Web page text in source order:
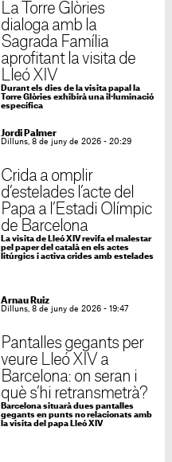
La Torre Glòries
dialoga amb la
Sagrada Família
aprofitant la visita de
Lleó XIV
Durant els dies de la visita papal la
Torre Glòries exhibirà una il·luminació
específica
Jordi Palmer
Dilluns, 8 de juny de 2026 - 20:29
Crida a omplir
d’estelades l’acte del
Papa a l’Estadi Olímpic
de Barcelona
La visita de Lleó XIV revifa el malestar
pel paper del català en els actes
litúrgics i activa crides amb estelades
Arnau Ruiz
Dilluns, 8 de juny de 2026 - 19:47
Pantalles gegants per
veure Lleó XIV a
Barcelona: on seran i
què s’hi retransmetrà?
Barcelona situarà dues pantalles
gegants en punts no relacionats amb
la visita del papa Lleó XIV